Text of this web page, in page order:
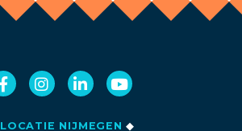
LOCATIE NIJMEGEN ◆